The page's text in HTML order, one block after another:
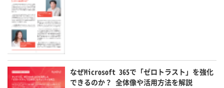
なぜMicrosoft 365で「ゼロトラスト」を強化
できるのか？ 全体像や活用方法を解説